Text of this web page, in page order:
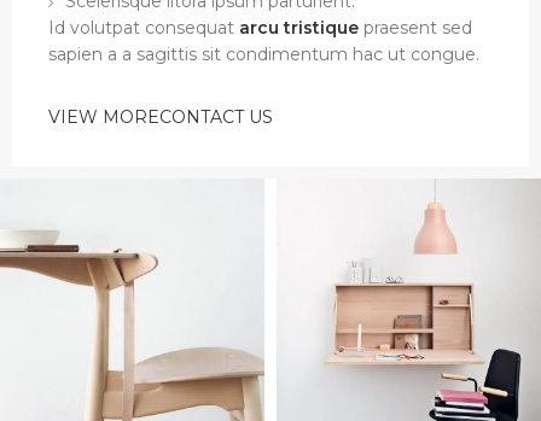
Id volutpat consequat arcu tristique praesent sed
sapien a a sagittis sit condimentum hac ut congue.
VIEW MORECONTACT US